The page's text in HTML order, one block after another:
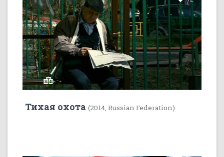
Тихая охота (2014, Russian Federation)